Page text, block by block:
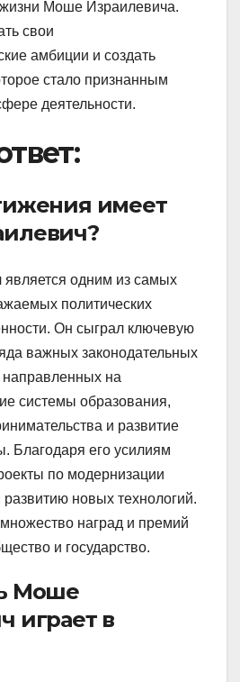
Моше Израилевича.
свои
амбиции и создать
стало признанным
деятельности.
имеет
одним из самых
политических
Он сыграл ключевую
важных законодательных
направленных на
системы образования,
и развитие
Благодаря его усилиям
по модернизации
новых технологий.
наград и премий
и государство.
Моше
играет в